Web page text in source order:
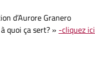
d’Aurore Granero
quoi ça sert? » -cliquez ici